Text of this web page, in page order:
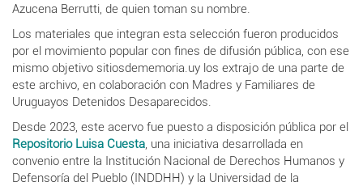
Azucena Berrutti, de quien toman su nombre.
Los materiales que integran esta selección fueron producidos
por el movimiento popular con fines de difusión pública, con ese
mismo objetivo sitiosdememoria.uy los extrajo de una parte de
este archivo, en colaboración con Madres y Familiares de
Uruguayos Detenidos Desaparecidos.
Desde 2023, este acervo fue puesto a disposición pública por el
Repositorio Luisa Cuesta, una iniciativa desarrollada en
convenio entre la Institución Nacional de Derechos Humanos y
Defensoría del Pueblo (INDDHH) y la Universidad de la